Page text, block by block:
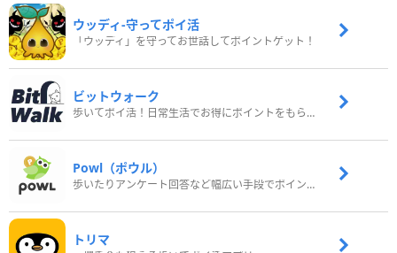
ウッディ‐守ってポイ活
「ウッディ」を守ってお世話してポイントゲット！
ビットウォーク
歩いてポイ活！日常生活でお得にポイントをもらおう
Powl（ポウル）
歩いたりアンケート回答など幅広い手段でポイントをゲット
トリマ